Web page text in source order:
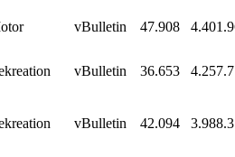
vBulletin 47.908
vBulletin 36.653
vBulletin 42.094